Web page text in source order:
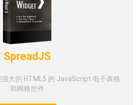
SpreadJS
大的 HTML5 的 JavaScript 电子表格
和网格控件